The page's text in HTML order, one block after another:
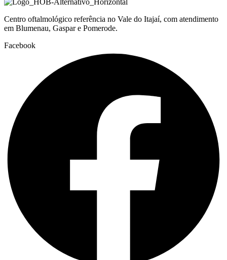
Centro oftalmológico referência no Vale do Itajaí, com atendimento
em Blumenau, Gaspar e Pomerode.
Facebook